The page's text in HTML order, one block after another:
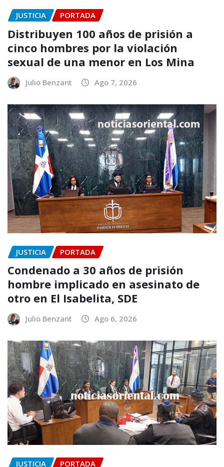
JUSTICIA PORTADA
Distribuyen 100 años de prisión a
cinco hombres por la violación
sexual de una menor en Los Mina
Julio Benzant Ago 7, 2026
JUSTICIA PORTADA
Condenado a 30 años de prisión
hombre implicado en asesinato de
otro en El Isabelita, SDE
Julio Benzant Ago 6, 2026
JUSTICIA PORTADA